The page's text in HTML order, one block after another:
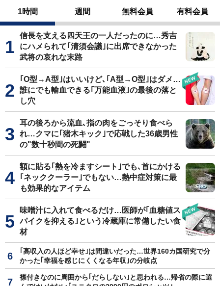
1時間 週間 無料会員 有料会員
信長を支える四天王の一人だったのに…秀吉
にハメられて｢清須会議｣に出席できなかった
武将の哀れな末路
｢O型→A型｣はいいけど､｢A型→O型｣はダメ…
誰にでも輸血できる｢万能血液｣の最後の落と
し穴
耳の後ろから流血､指の肉をごっそり食べら
れ…クマに｢猪木キック｣で応戦した36歳男性
の"数十秒間の死闘"
額に貼る｢熱を冷ますシート｣でも､首にかける
｢ネッククーラー｣でもない…熱中症対策に最
も効果的なアイテム
味噌汁に入れて食べるだけ…医師が｢血糖値ス
パイクを抑える｣という冷蔵庫に常備したい食
材
｢高収入の人ほど幸せ｣は間違いだった…世界160カ国研究で分
かった｢幸福を感じにくくなる年収｣の分岐点
襟付きなのに周囲から｢だらしない｣と思われる…帰省の際に選